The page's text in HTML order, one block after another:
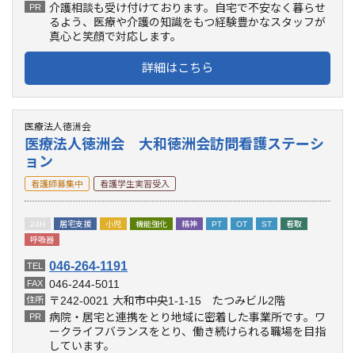
PR
介護相談も受け付けております。自宅で不安なく暮らせ
るよう、医療や介護の知識をもつ経験豊かなスタッフが
真心と笑顔で対応します。
詳細はこちら
医療法人徳洲会
医療法人徳洲会 大和徳洲会訪問看護ステーシ
ョン
看護師募集中 看護学生実習受入
24H 居宅支援 小児 機能強化 精神 PT OT ST
看取
呼吸器
TEL 046-264-1191
FAX 046-244-5011
住所 〒242-0021 大和市中央1-1-15 たつみビル2階
PR
病院・居宅と連携をとり地域に密着した事業所です。ワ
ークライフバランスをとり、働き続けられる職場を目指
しています。